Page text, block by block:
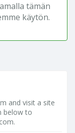
tämän
käytön.
and visit a site
below to